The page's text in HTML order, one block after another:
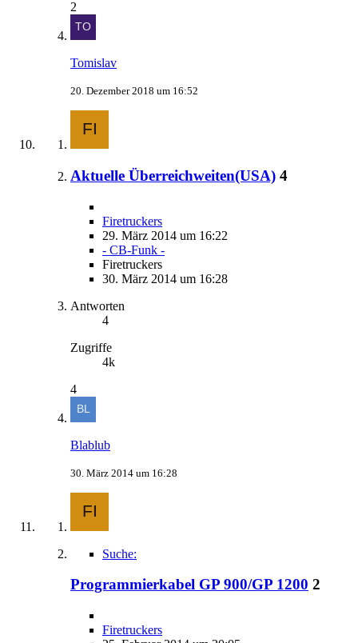
2
Tomislav
20. Dezember 2018 um 16:52
Aktuelle Überreichweiten(USA) 4
Firetruckers
29. März 2014 um 16:22
- CB-Funk -
Firetruckers
30. März 2014 um 16:28
Antworten
4
Zugriffe
4k
4
Blablub
30. März 2014 um 16:28
Suche:
Programmierkabel GP 900/GP 1200 2
Firetruckers